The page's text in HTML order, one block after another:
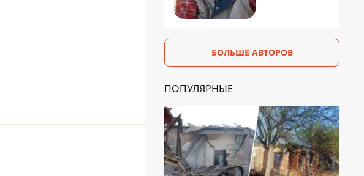
БОЛЬШЕ АВТОРОВ
ПОПУЛЯРНЫЕ